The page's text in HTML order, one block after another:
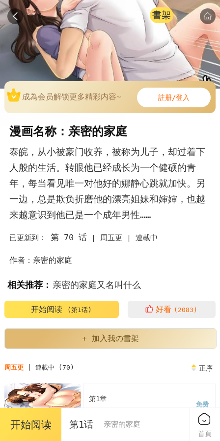
書架
成為会员解锁更多精彩内容~ 註册/登入
漫画名称：亲密的家庭
泰皖，从小被豪门收养，被称为儿子，却过着下
人般的生活。转眼他已经成长为一个健硕的青
年，每当看见唯一对他好的娜静心跳就加快。另
一边，总是欺负折磨他的漂亮姐妹和婶婶，也越
来越意识到他已是一个成年男性……
已更新到： 第 70 话| 周五更 | 連載中
作者：亲密的家庭
相关推荐： 亲密的家庭又名叫什么
亲密的家庭漫画为什么不更新了 亲密的家庭繁体
亲密的家庭又叫什么
亲密的家庭泰民
亲密的家庭或者朋友中的评价表现了
亲密的家庭火猫&凯瑞 韩漫亲密的家庭又名叫什么
开始阅读 (第1话) 好看 (2083)
+ 加入我の書架
周五更| 連載中 (70) 正序
第1章
免费
开始阅读 第1话 亲密的家庭
首頁